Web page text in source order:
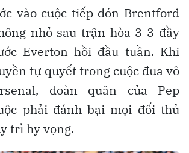
vào cuộc tiếp đón Brentford
nhỏ sau trận hòa 3-3 đầy
Everton hồi đầu tuần. Khi
tự quyết trong cuộc đua vô
đoàn quân của Pep
phải đánh bại mọi đối thủ
trì hy vọng.